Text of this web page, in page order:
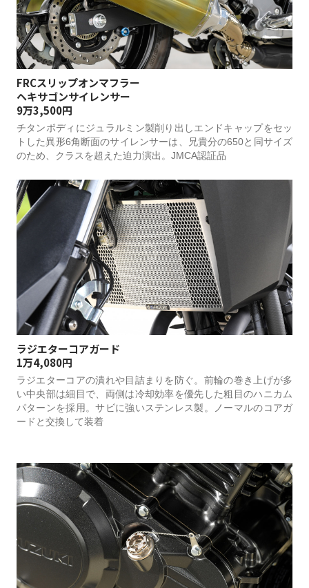
FRCスリップオンマフラー
ヘキサゴンサイレンサー
9万3,500円
チタンボディにジュラルミン製削り出しエンドキャップをセッ
トした異形6角断面のサイレンサーは、兄貴分の650と同サイズ
のため、クラスを超えた迫力演出。JMCA認証品
ラジエターコアガード
1万4,080円
ラジエターコアの潰れや目詰まりを防ぐ。前輪の巻き上げが多
い中央部は細目で、両側は冷却効率を優先した粗目のハニカム
パターンを採用。サビに強いステンレス製。ノーマルのコアガ
ードと交換して装着